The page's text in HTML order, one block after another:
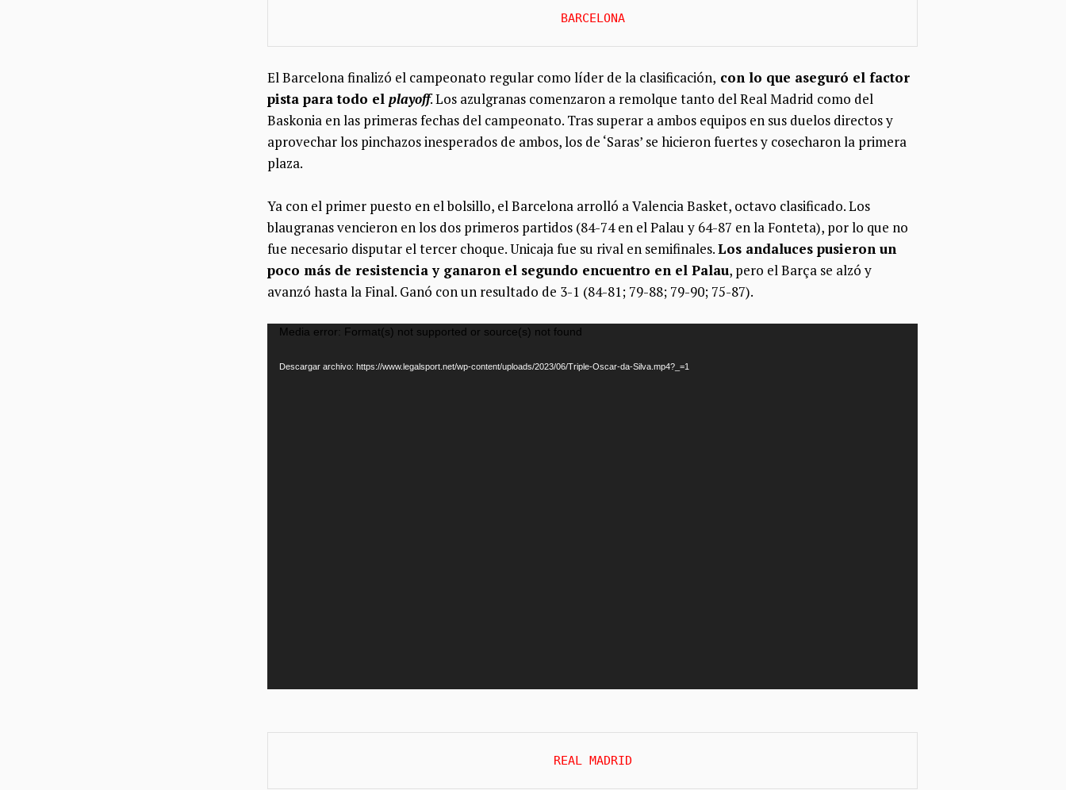
BARCELONA
El Barcelona finalizó el campeonato regular como líder de la clasificación, con lo que aseguró el factor
pista para todo el playoff. Los azulgranas comenzaron a remolque tanto del Real Madrid como del
Baskonia en las primeras fechas del campeonato. Tras superar a ambos equipos en sus duelos directos y
aprovechar los pinchazos inesperados de ambos, los de ‘Saras’ se hicieron fuertes y cosecharon la primera
plaza.
Ya con el primer puesto en el bolsillo, el Barcelona arrolló a Valencia Basket, octavo clasificado. Los
blaugranas vencieron en los dos primeros partidos (84-74 en el Palau y 64-87 en la Fonteta), por lo que no
fue necesario disputar el tercer choque. Unicaja fue su rival en semifinales.Los andaluces pusieron un
poco más de resistencia y ganaron el segundo encuentro en el Palau, pero el Barça se alzó y
avanzó hasta la Final. Ganó con un resultado de 3-1 (84-81; 79-88; 79-90; 75-87).
Reproductor
Media error: Format(s) not supported or source(s) not found
Descargar archivo: https://www.legalsport.net/wp-content/uploads/2023/06/Triple-Oscar-da-Silva.mp4?_=1
REAL MADRID